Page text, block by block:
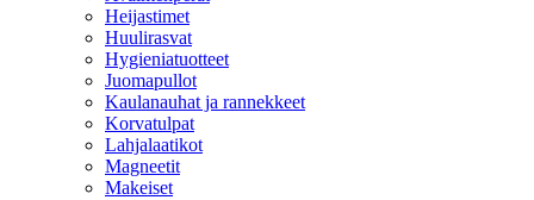
Heijastimet
Huulirasvat
Hygieniatuotteet
Juomapullot
Kaulanauhat ja rannekkeet
Korvatulpat
Lahjalaatikot
Magneetit
Makeiset